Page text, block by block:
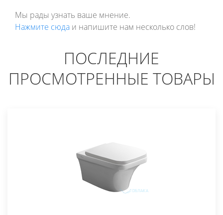
Мы рады узнать ваше мнение.
Нажмите сюда и напишите нам несколько слов!
ПОСЛЕДНИЕ
ПРОСМОТРЕННЫЕ ТОВАРЫ